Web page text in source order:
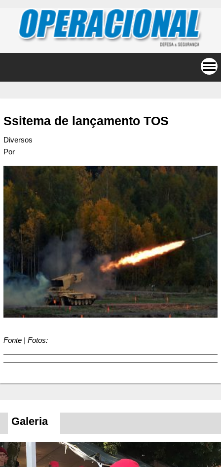
Ssitema de lançamento TOS
Diversos
Por
Fonte | Fotos:
Galeria